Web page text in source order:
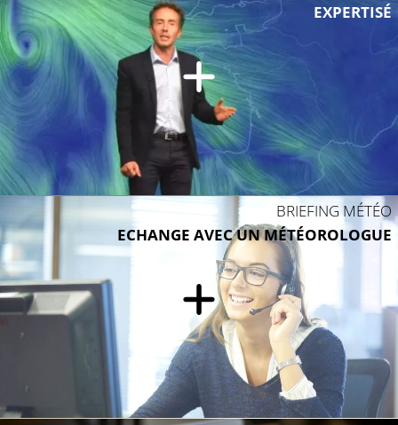
EXPERTISÉ
BRIEFING MÉTÉO
ECHANGE AVEC UN MÉTÉOROLOGUE